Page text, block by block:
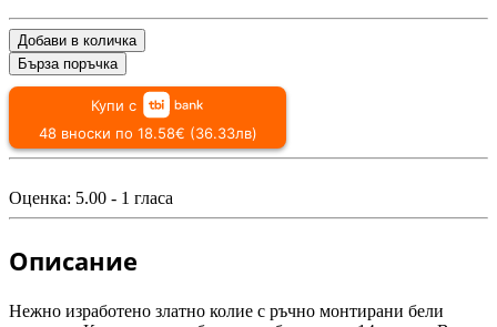
Добави в количка
Бърза поръчка
Купи с
48 вноски по 18.58€ (36.33лв)
Оценка: 5.00 - 1 гласа
Описание
Нежно изработено златно колие с ръчно монтирани бели